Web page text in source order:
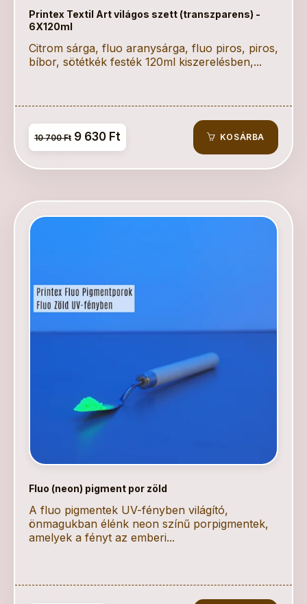
Printex Textil Art világos szett (transzparens) -
6X120ml
Citrom sárga, fluo aranysárga, fluo piros, piros,
bíbor, sötétkék festék 120ml kiszerelésben,...
10 700 Ft 9 630 Ft KOSÁRBA
Fluo (neon) pigment por zöld
A fluo pigmentek UV-fényben világító,
önmagukban élénk neon színű porpigmentek,
amelyek a fényt az emberi...